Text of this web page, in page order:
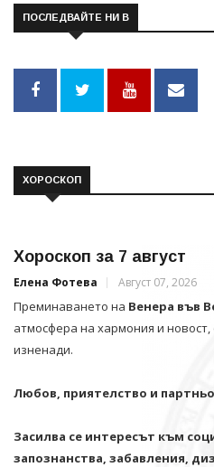
ПОСЛЕДВАЙТЕ НИ В
ХОРОСКОП
Хороскоп за 7 август
Елена Фотева Август 07, 2026
Преминаването на Венера във
атмосфера на хармония и
изненади.
Любов, приятелство и
Засилва се интересът към
запознанства, забавления,